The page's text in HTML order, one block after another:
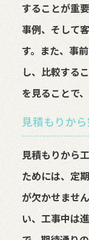
することが重
事例、そして
す。また、事
し、比較する
を見ることで
見積もりか
見積もりから
ためには、定
が欠かせませ
い、工事中は